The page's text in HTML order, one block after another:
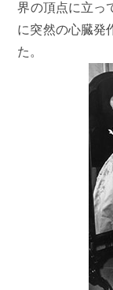
界の頂点に立っ
に突然の心臓発
た。